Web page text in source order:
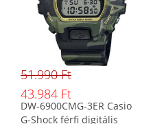
51.990 Ft
43.984 Ft
DW-6900CMG-3ER Casio
G-Shock férfi digitális